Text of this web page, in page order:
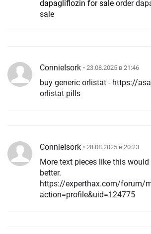
dapagliflozin for sale order
sale
ConnieIsork • 23.08.2025 в 21:46
buy generic orlistat - https://
orlistat pills
ConnieIsork • 28.08.2025 в 20:23
More text pieces like this
better.
https://experthax.com/forum/
action=profile&uid=124775